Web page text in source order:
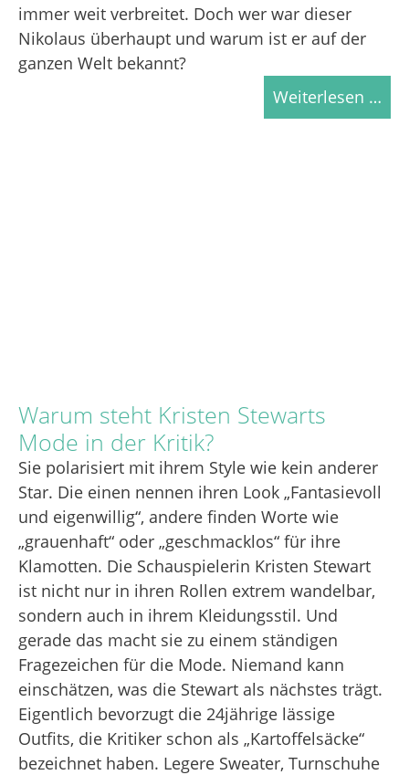
immer weit verbreitet. Doch wer war dieser
Nikolaus überhaupt und warum ist er auf der
ganzen Welt bekannt?
Weiterlesen …
Warum steht Kristen Stewarts
Mode in der Kritik?
Sie polarisiert mit ihrem Style wie kein anderer
Star. Die einen nennen ihren Look „Fantasievoll
und eigenwillig“, andere finden Worte wie
„grauenhaft“ oder „geschmacklos“ für ihre
Klamotten. Die Schauspielerin Kristen Stewart
ist nicht nur in ihren Rollen extrem wandelbar,
sondern auch in ihrem Kleidungsstil. Und
gerade das macht sie zu einem ständigen
Fragezeichen für die Mode. Niemand kann
einschätzen, was die Stewart als nächstes trägt.
Eigentlich bevorzugt die 24jährige lässige
Outfits, die Kritiker schon als „Kartoffelsäcke“
bezeichnet haben. Legere Sweater, Turnschuhe